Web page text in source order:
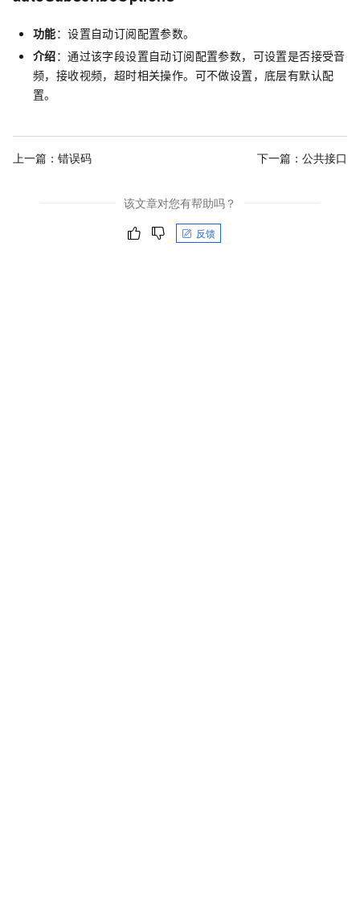
功能：设置自动订阅配置参数。
介绍：通过该字段设置自动订阅配置参数，可设置是否接受音
频，接收视频，超时相关操作。可不做设置，底层有默认配
置。
上一篇： 错误码 下一篇： 公共接口
该文章对您有帮助吗？
反馈